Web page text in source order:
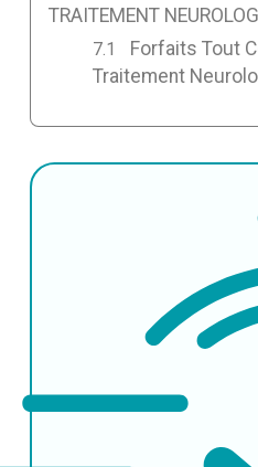
TRAITEMENT
Forfaits Tout
Traitement